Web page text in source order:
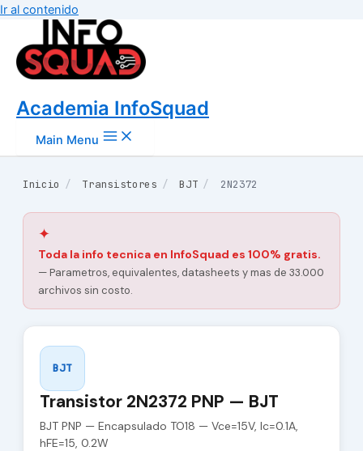
Ir al contenido
Academia InfoSquad
Main Menu
Inicio / Transistores / BJT / 2N2372
✦
Toda la info tecnica en InfoSquad es 100% gratis.
— Parametros, equivalentes, datasheets y mas de 33.000
archivos sin costo.
BJT
Transistor 2N2372 PNP — BJT
BJT PNP — Encapsulado TO18 — Vce=15V, Ic=0.1A,
hFE=15, 0.2W